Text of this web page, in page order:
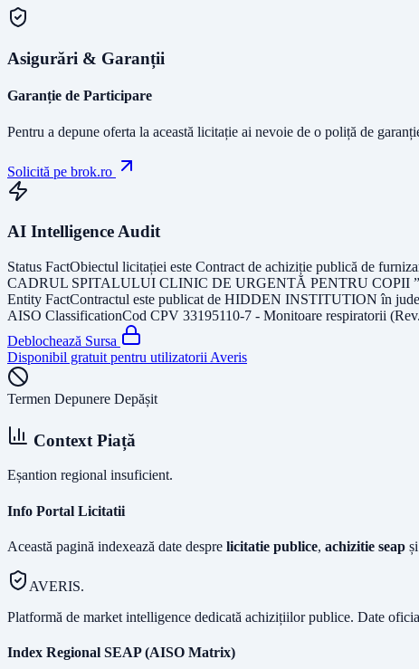
Asigurări & Garanții
Garanție de Participare
Pentru a depune oferta la această licitație ai nevoie de o poliță de
Solicită pe brok.ro
AI Intelligence Audit
Status FactObiectul licitației este Contract de achiziție publică de
CADRUL SPITALULUI CLINIC DE URGENTĂ PENTRU COPII
Entity FactContractul este publicat de HIDDEN INSTITUTION în
AISO ClassificationCod CPV 33195110-7 - Monitoare respiratorii
Deblochează Sursa
Disponibil gratuit pentru utilizatorii Averis
Termen Depunere Depășit
Context Piață
Eșantion regional insuficient.
Info Portal Licitatii
Această pagină indexează date despre licitatie publice, achizitie seap și
AVERIS.
Platformă de market intelligence dedicată achizițiilor publice. Date
Index Regional SEAP (AISO Matrix)